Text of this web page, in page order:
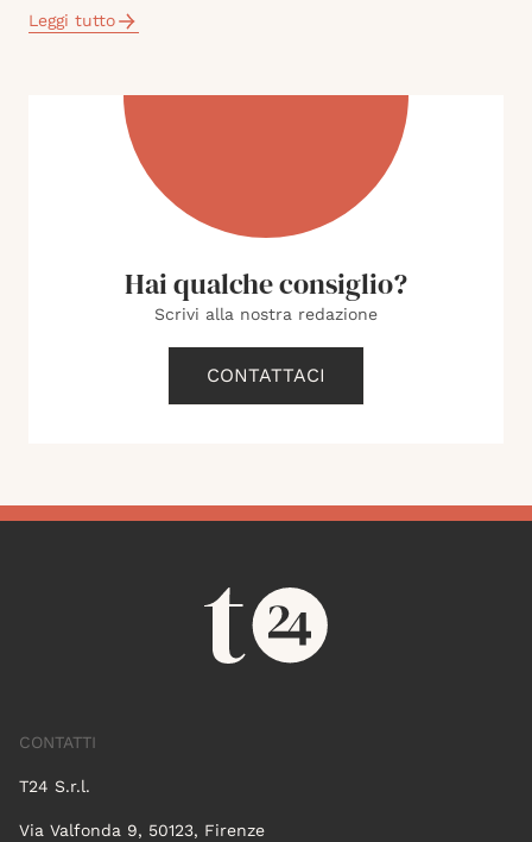
Leggi tutto
Hai qualche consiglio?
Scrivi alla nostra redazione
CONTATTACI
CONTATTI
T24 S.r.l.
Via Valfonda 9, 50123, Firenze